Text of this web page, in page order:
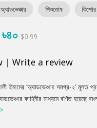
অ্যাডভেঞ্চার শিশুতোষ কিশোর
৳৪০ $0.99
| Write a review
ইমামের ‘অ্যাডভেঞ্চার সমগ্র-২’ মূলত
কাহিনীর মাধ্যমে বর্ণিত হয়েছে
পাখিদের আবাস, জীবনযাপন পদ্ধতি,